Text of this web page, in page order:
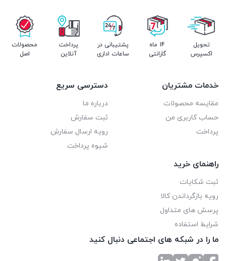
ترموستات تنظیم دما
ترمومتر نمایش دمای عقربه ای حرارتی
فیوز شیشه ای جهت ایمنی از برق گرفتگی و اتصالی
بگیرید.
تحویل
اکسپرس
14 ماه
گارانتی
پشتیبانی در
ساعات اداری
پرداخت
آنلاین
محصولات
اصل
خدمات مشتریان
مقایسه محصولات
حساب کاربری من
پرداخت
دسترسی سریع
درباره ما
ثبت سفارش
رویه ارسال سفارش
شیوه پرداخت
راهنمای خرید
ثبت شکایات
رویه بازگرداندن کالا
پرسش های متداول
شرایط استفاده
ما را در شبکه های اجتماعی دنبال کنید